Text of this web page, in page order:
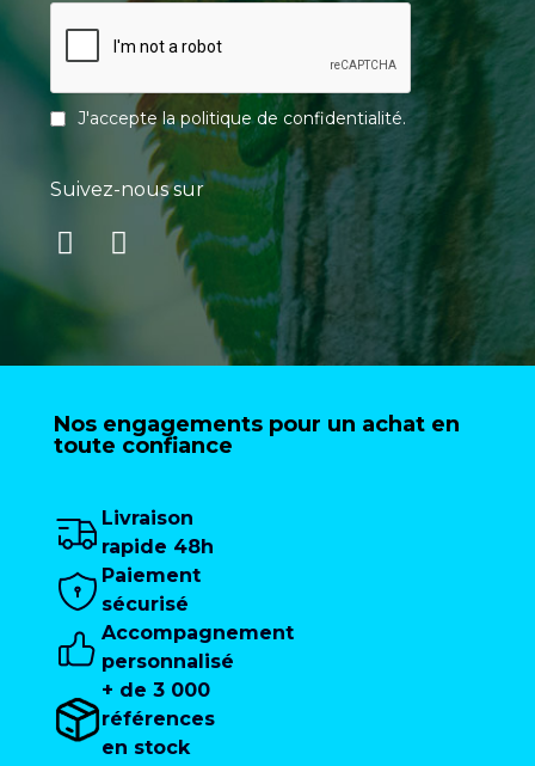
J'accepte lapolitique de confidentialité.
Suivez-nous sur
Nos engagements pour un achat en
toute confiance
Livraison
rapide 48h
Paiement
sécurisé
Accompagnement
personnalisé
+ de 3 000
références
en stock